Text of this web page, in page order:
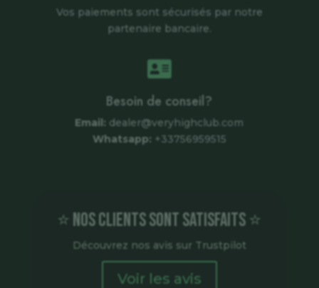
Vos paiements sont sécurisés par notre
partenaire bancaire.

Besoin de conseil?
Email: dealer@veryhighclub.com
Whatsapp: +33756959515
⭐ Nos clients sont satisfaits ⭐
Découvrez nos avis sur Trustpilot
Voir les avis